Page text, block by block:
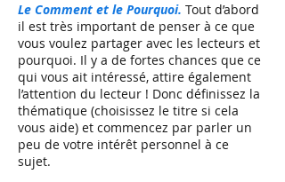
Le Comment et le Pourquoi. Tout d’abord
il est très important de penser à ce que
vous voulez partager avec les lecteurs et
pourquoi. Il y a de fortes chances que ce
qui vous ait intéressé, attire également
l’attention du lecteur ! Donc définissez la
thématique (choisissez le titre si cela
vous aide) et commencez par parler un
peu de votre intérêt personnel à ce
sujet.